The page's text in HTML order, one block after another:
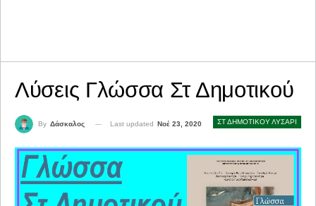
Λύσεις Γλώσσα Στ Δημοτικού
ΣΤ ΔΗΜΟΤΙΚΟΥ ΛΥΣΑΡΙ
By Δάσκαλος Last updated Νοέ 23, 2020